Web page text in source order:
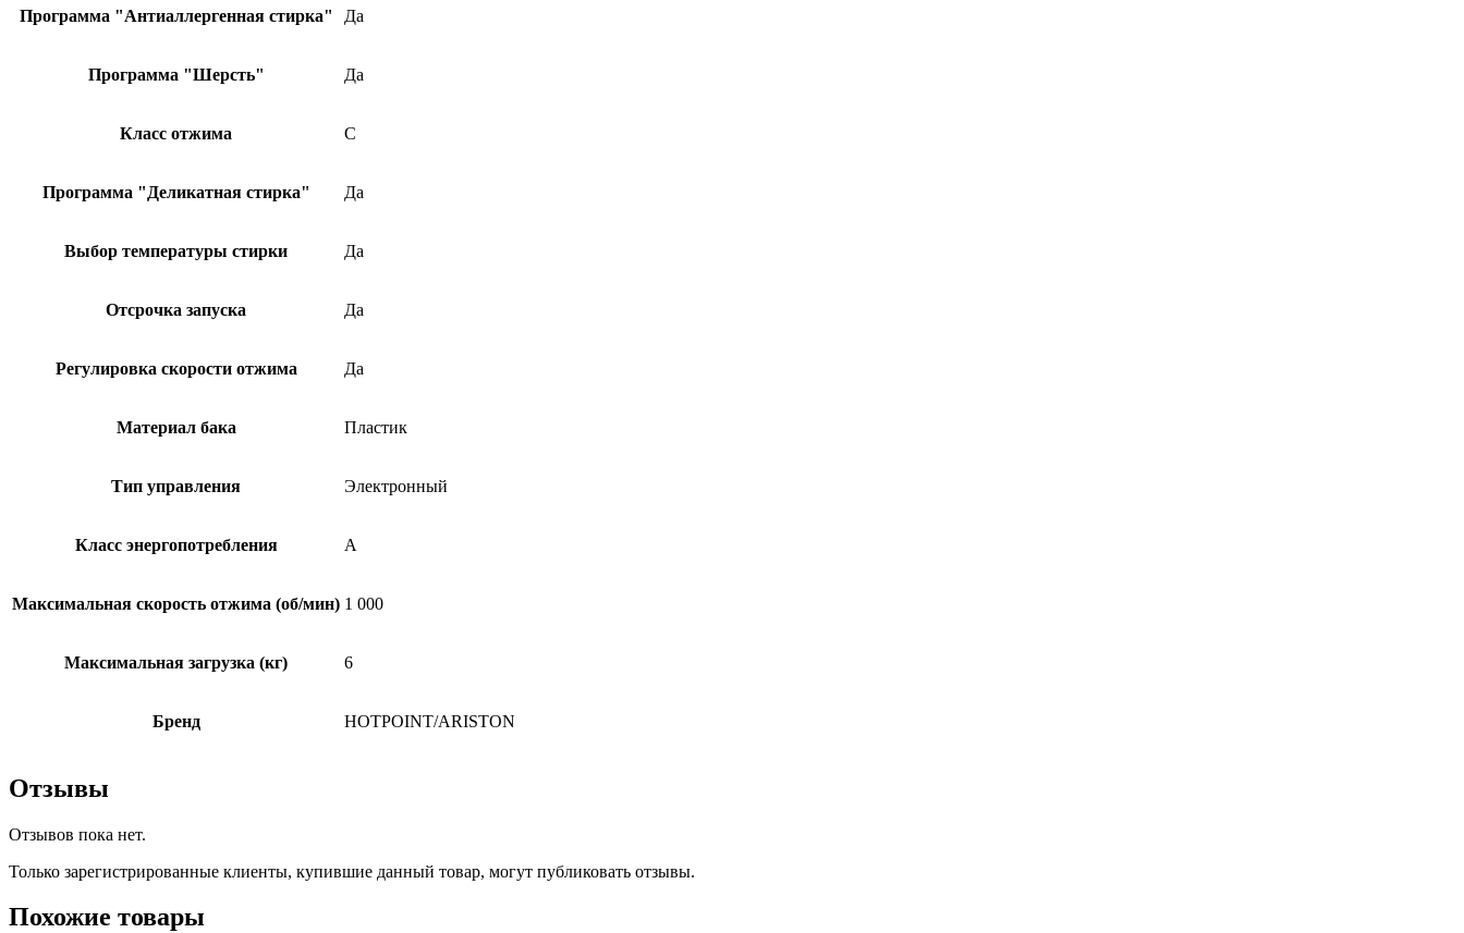
Программа "Антиаллергенная стирка" Да
Программа "Шерсть" Да
Класс отжима C
Программа "Деликатная стирка" Да
Выбор температуры стирки Да
Отсрочка запуска Да
Регулировка скорости отжима Да
Материал бака Пластик
Тип управления Электронный
Класс энергопотребления A
Максимальная скорость отжима (об/мин) 1 000
Максимальная загрузка (кг) 6
Бренд HOTPOINT/ARISTON
Отзывы
Отзывов пока нет.
Только зарегистрированные клиенты, купившие данный товар, могут публиковать отзывы.
Похожие товары